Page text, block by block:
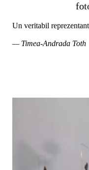
Un veritabil
— Timea-Andrada Toth